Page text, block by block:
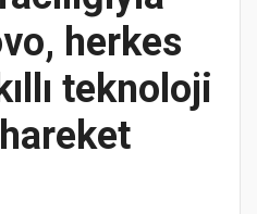
herkes
teknoloji